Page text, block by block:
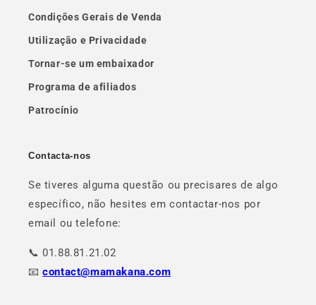
Condições Gerais de Venda
Utilização e Privacidade
Tornar-se um embaixador
Programa de afiliados
Patrocínio
Contacta-nos
Se tiveres alguma questão ou precisares de algo
específico, não hesites em contactar-nos por
email ou telefone:
📞 01.88.81.21.02
📧contact@mamakana.com